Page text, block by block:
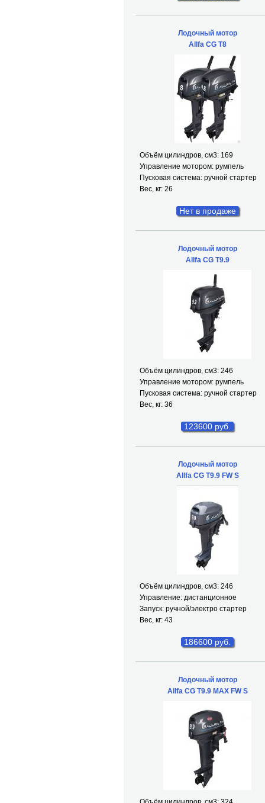
Лодочный мотор
Allfa CG T8
Объём цилиндров, см3: 169
Управление мотором: румпель
Пусковая система: ручной стартер
Вес, кг: 26
Нет в продаже
Лодочный мотор
Allfa CG T9.9
Объём цилиндров, см3: 246
Управление мотором: румпель
Пусковая система: ручной стартер
Вес, кг: 36
123600 руб.
Лодочный мотор
Allfa CG T9.9 FW S
Объём цилиндров, см3: 246
Управление: дистанционное
Запуск: ручной/электро стартер
Вес, кг: 43
186600 руб.
Лодочный мотор
Allfa CG T9.9 MAX FW S